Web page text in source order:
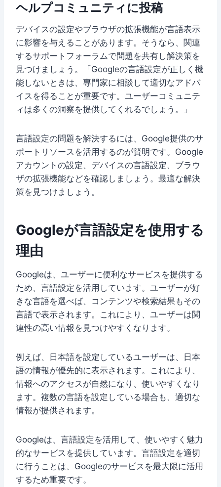
ヘルプコミュニティに投稿
デバイスの設定やブラウザの拡張機能が言語表示
に影響を与えることがあります。そうなら、関連
するサポートフォーラムで問題を共有し解決策を
見つけましょう。「Googleの言語設定が正しく機
能しないときは、専門家に相談して適切なアドバ
イスを得ることが重要です。ユーザーコミュニテ
ィは多くの洞察を提供してくれるでしょう。」
言語設定の問題を解決するには、Google提供のサ
ポートリソースを活用するのが賢明です。Google
アカウントの設定、デバイスの言語設定、ブラウ
ザの拡張機能などを確認しましょう。最適な解決
策を見つけましょう。
Googleが言語設定を使用する
理由
Googleは、ユーザーに便利なサービスを提供する
ため、言語設定を活用しています。ユーザーが好
きな言語を選べば、コンテンツや検索結果もその
言語で表示されます。これにより、ユーザーは関
連性の高い情報を見つけやすくなります。
例えば、日本語を設定しているユーザーは、日本
語の情報が優先的に表示されます。これにより、
情報へのアクセスが自然になり、使いやすくなり
ます。複数の言語を設定している場合も、適切な
情報が提供されます。
Googleは、言語設定を活用して、使いやすく魅力
的なサービスを提供しています。言語設定を適切
に行うことは、Googleのサービスを最大限に活用
するため重要です。